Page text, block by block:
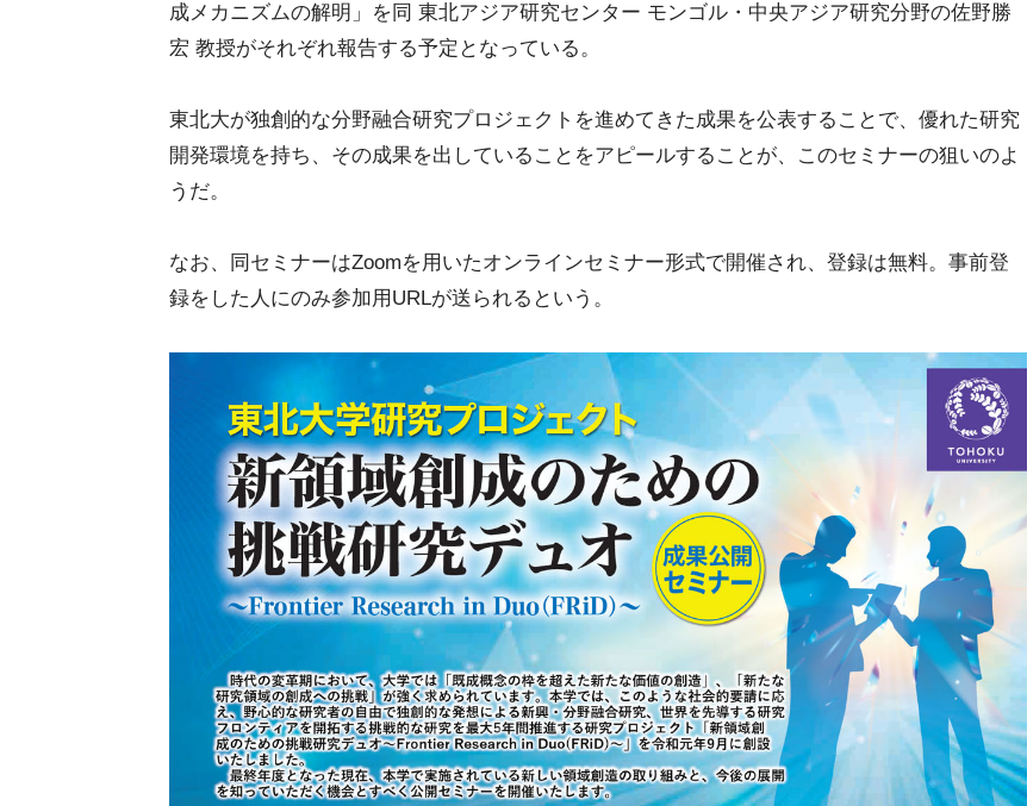
成メカニズムの解明」を同 東北アジア研究センター モンゴル・中央アジア研究分野の佐野勝
宏 教授がそれぞれ報告する予定となっている。
東北大が独創的な分野融合研究プロジェクトを進めてきた成果を公表することで、優れた研究
開発環境を持ち、その成果を出していることをアピールすることが、このセミナーの狙いのよ
うだ。
なお、同セミナーはZoomを用いたオンラインセミナー形式で開催され、登録は無料。事前登
録をした人にのみ参加用URLが送られるという。